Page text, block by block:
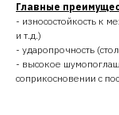
Главные
- износостойкость к
и т.д.)
- ударопрочность
- высокое
соприкосновении с